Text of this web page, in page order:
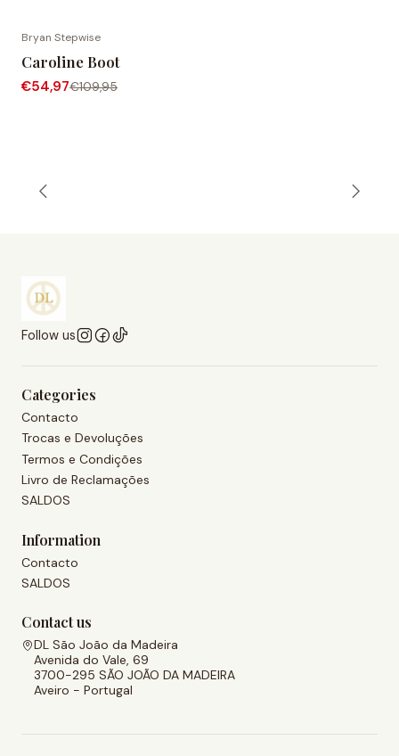
Bryan Stepwise
Caroline Boot
€54,97€109,95
Follow us
Categories
Contacto
Trocas e Devoluções
Termos e Condições
Livro de Reclamações
SALDOS
Information
Contacto
SALDOS
Contact us
DL São João da Madeira
Avenida do Vale, 69
3700-295 SÃO JOÃO DA MADEIRA
Aveiro - Portugal